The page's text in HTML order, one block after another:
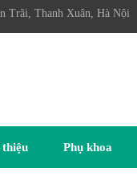
Hà Nội
Phụ khoa